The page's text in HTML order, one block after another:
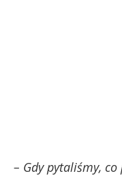
– Gdy pytaliśmy, co